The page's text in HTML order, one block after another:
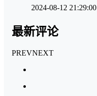
2024-08-12 21:29:00
最新评论
PREVNEXT